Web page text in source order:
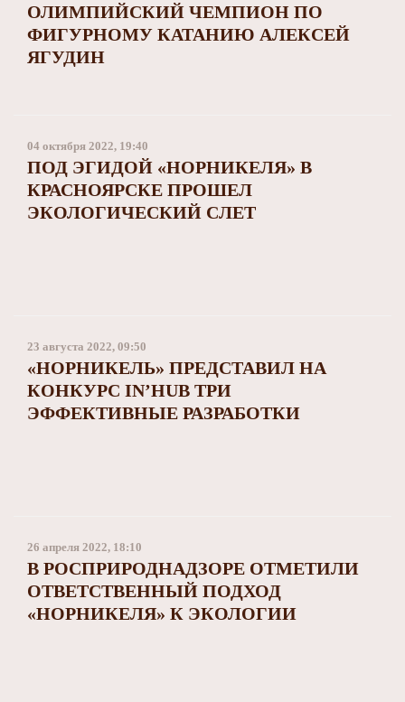
ОЛИМПИЙСКИЙ ЧЕМПИОН ПО
ФИГУРНОМУ КАТАНИЮ АЛЕКСЕЙ
ЯГУДИН
04 октября 2022, 19:40
ПОД ЭГИДОЙ «НОРНИКЕЛЯ» В
КРАСНОЯРСКЕ ПРОШЕЛ
ЭКОЛОГИЧЕСКИЙ СЛЕТ
23 августа 2022, 09:50
«НОРНИКЕЛЬ» ПРЕДСТАВИЛ НА
КОНКУРС IN’HUB ТРИ
ЭФФЕКТИВНЫЕ РАЗРАБОТКИ
26 апреля 2022, 18:10
В РОСПРИРОДНАДЗОРЕ ОТМЕТИЛИ
ОТВЕТСТВЕННЫЙ ПОДХОД
«НОРНИКЕЛЯ» К ЭКОЛОГИИ